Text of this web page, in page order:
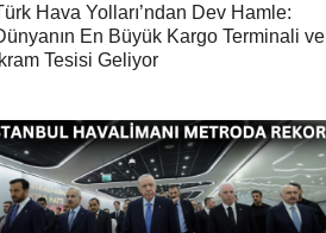
Hava Yolları’ndan Dev Hamle:
En Büyük Kargo Terminali ve
İkram Tesisi Geliyor